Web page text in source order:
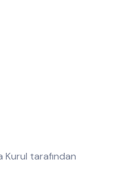
Kurul tarafından